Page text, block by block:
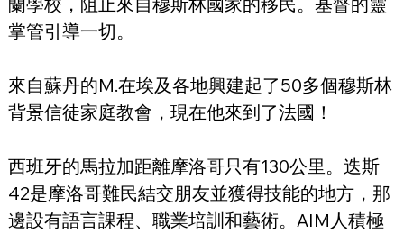
掌管引導一切。
來自蘇丹的M.在埃及各地興建起了50多個穆斯林
背景信徒家庭教會，現在他來到了法國！
西班牙的馬拉加距離摩洛哥只有130公里。迭斯
42是摩洛哥難民結交朋友並獲得技能的地方，那
邊設有語言課程、職業培訓和藝術。AIM人積極